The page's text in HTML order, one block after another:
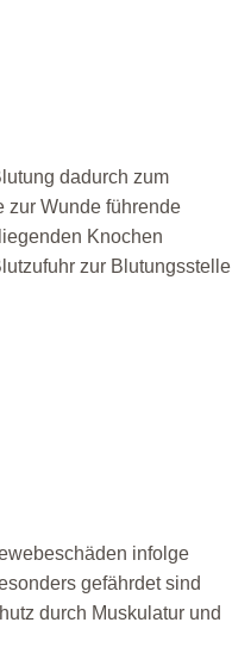
dadurch zum
zur Wunde führende
Knochen
zur Blutungsstelle
infolge
gefährdet sind
durch Muskulatur und